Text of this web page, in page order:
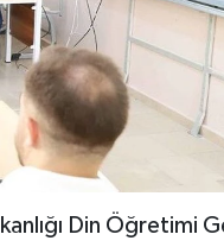
Din Öğretimi